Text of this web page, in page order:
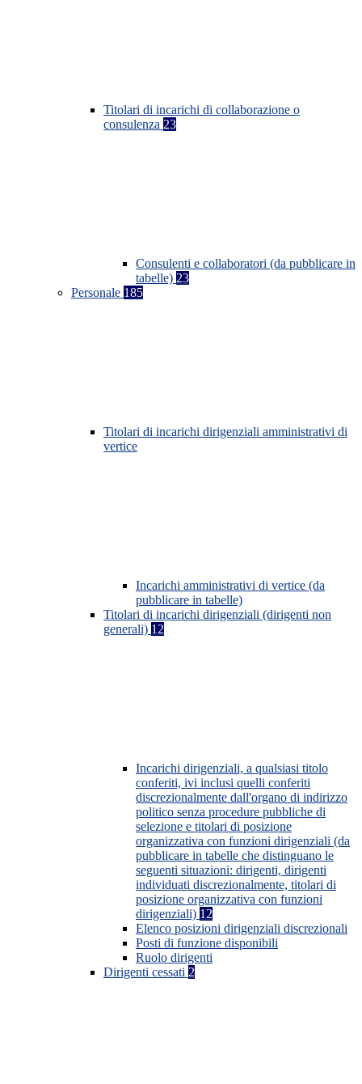
Titolari di incarichi di collaborazione o
consulenza 23
Consulenti e collaboratori (da pubblicare in
tabelle) 23
Personale 185
Titolari di incarichi dirigenziali amministrativi di
vertice
Incarichi amministrativi di vertice (da
pubblicare in tabelle)
Titolari di incarichi dirigenziali (dirigenti non
generali) 12
Incarichi dirigenziali, a qualsiasi titolo
conferiti, ivi inclusi quelli conferiti
discrezionalmente dall'organo di indirizzo
politico senza procedure pubbliche di
selezione e titolari di posizione
organizzativa con funzioni dirigenziali (da
pubblicare in tabelle che distinguano le
seguenti situazioni: dirigenti, dirigenti
individuati discrezionalmente, titolari di
posizione organizzativa con funzioni
dirigenziali) 12
Elenco posizioni dirigenziali discrezionali
Posti di funzione disponibili
Ruolo dirigenti
Dirigenti cessati 2